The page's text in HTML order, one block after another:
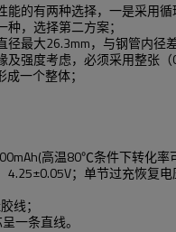
的有两种选择，一是采用
，选择第二方案；
最大26.3mm，与钢管内径
及强度考虑，必须采用整张
一个整体；
高温80℃条件下转化率
；单节过充恢复
线；
一条直线。